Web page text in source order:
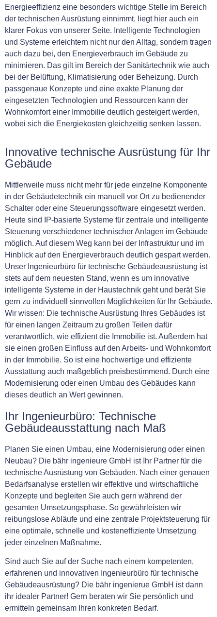
Energieeffizienz eine besonders wichtige Stelle im Bereich
der technischen Ausrüstung einnimmt, liegt hier auch ein
klarer Fokus von unserer Seite. Intelligente Technologien
und Systeme erleichtern nicht nur den Alltag, sondern tragen
auch dazu bei, den Energieverbrauch im Gebäude zu
minimieren. Das gilt im Bereich der Sanitärtechnik wie auch
bei der Belüftung, Klimatisierung oder Beheizung. Durch
passgenaue Konzepte und eine exakte Planung der
eingesetzten Technologien und Ressourcen kann der
Wohnkomfort einer Immobilie deutlich gesteigert werden,
wobei sich die Energiekosten gleichzeitig senken lassen.
Innovative technische Ausrüstung für Ihr
Gebäude
Mittlerweile muss nicht mehr für jede einzelne Komponente
in der Gebäudetechnik ein manuell vor Ort zu bedienender
Schalter oder eine Steuerungssoftware eingesetzt werden.
Heute sind IP-basierte Systeme für zentrale und intelligente
Steuerung verschiedener technischer Anlagen im Gebäude
möglich. Auf diesem Weg kann bei der Infrastruktur und im
Hinblick auf den Energieverbrauch deutlich gespart werden.
Unser Ingenieurbüro für technische Gebäudeausrüstung ist
stets auf dem neuesten Stand, wenn es um innovative
intelligente Systeme in der Haustechnik geht und berät Sie
gern zu individuell sinnvollen Möglichkeiten für Ihr Gebäude.
Wir wissen: Die technische Ausrüstung Ihres Gebäudes ist
für einen langen Zeitraum zu großen Teilen dafür
verantwortlich, wie effizient die Immobilie ist. Außerdem hat
sie einen großen Einfluss auf den Arbeits- und Wohnkomfort
in der Immobilie. So ist eine hochwertige und effiziente
Ausstattung auch maßgeblich preisbestimmend. Durch eine
Modernisierung oder einen Umbau des Gebäudes kann
dieses deutlich an Wert gewinnen.
Ihr Ingenieurbüro: Technische
Gebäudeausstattung nach Maß
Planen Sie einen Umbau, eine Modernisierung oder einen
Neubau? Die bähr ingenieure GmbH ist Ihr Partner für die
technische Ausrüstung von Gebäuden. Nach einer genauen
Bedarfsanalyse erstellen wir effektive und wirtschaftliche
Konzepte und begleiten Sie auch gern während der
gesamten Umsetzungsphase. So gewährleisten wir
reibungslose Abläufe und eine zentrale Projektsteuerung für
eine optimale, schnelle und kosteneffiziente Umsetzung
jeder einzelnen Maßnahme.
Sind auch Sie auf der Suche nach einem kompetenten,
erfahrenen und innovativen Ingenieurbüro für technische
Gebäudeausrüstung? Die bähr ingenierue GmbH ist dann
ihr idealer Partner! Gern beraten wir Sie persönlich und
ermitteln gemeinsam Ihren konkreten Bedarf.